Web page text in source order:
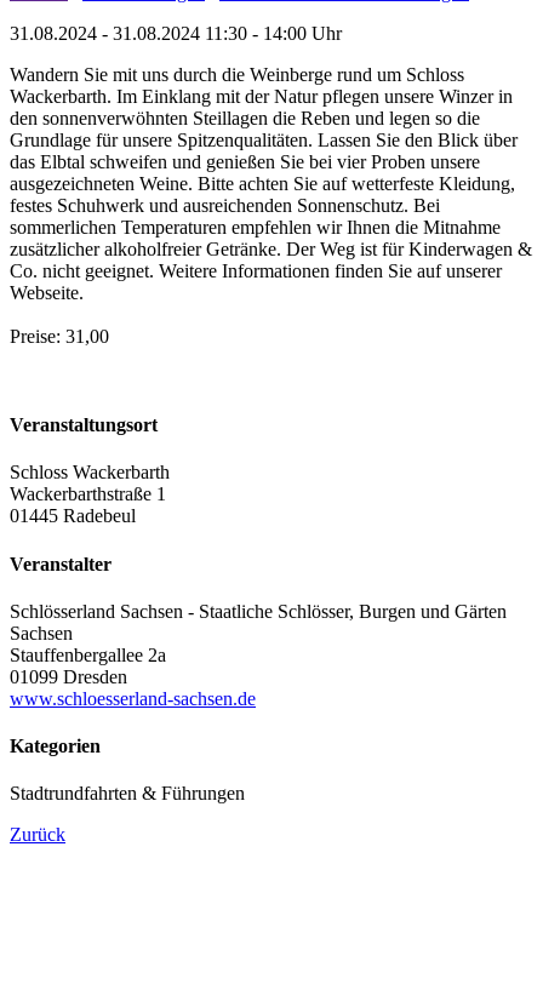
31.08.2024 - 31.08.2024 11:30 - 14:00 Uhr
Wandern Sie mit uns durch die Weinberge rund um Schloss
Wackerbarth. Im Einklang mit der Natur pflegen unsere Winzer in
den sonnenverwöhnten Steillagen die Reben und legen so die
Grundlage für unsere Spitzenqualitäten. Lassen Sie den Blick über
das Elbtal schweifen und genießen Sie bei vier Proben unsere
ausgezeichneten Weine. Bitte achten Sie auf wetterfeste Kleidung,
festes Schuhwerk und ausreichenden Sonnenschutz. Bei
sommerlichen Temperaturen empfehlen wir Ihnen die Mitnahme
zusätzlicher alkoholfreier Getränke. Der Weg ist für Kinderwagen &
Co. nicht geeignet. Weitere Informationen finden Sie auf unserer
Webseite.
Preise: 31,00
Veranstaltungsort
Schloss Wackerbarth
Wackerbarthstraße 1
01445 Radebeul
Veranstalter
Schlösserland Sachsen - Staatliche Schlösser, Burgen und Gärten
Sachsen
Stauffenbergallee 2a
01099 Dresden
www.schloesserland-sachsen.de
Kategorien
Stadtrundfahrten & Führungen
Zurück